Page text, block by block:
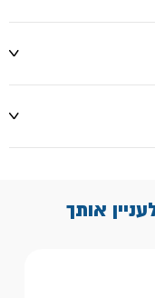
אותך